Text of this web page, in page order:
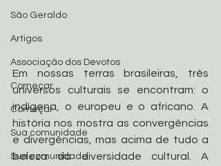
São Geraldo
Artigos
Associação dos Devotos
Começar
Começar
Sua comunidade
Sua comunidade
Em nossas terras brasileiras, três
universos culturais se encontram: o
indígena, o europeu e o africano. A
história nos mostra as convergências
e divergências, mas acima de tudo a
beleza da diversidade cultural. A